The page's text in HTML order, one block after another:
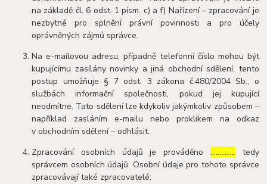
na základě čl. 6 odst. 1 písm. c) a f) Nařízení – zpracování je
nezbytné pro splnění právní povinnosti a pro účely
oprávněných zájmů správce.
Na e-mailovou adresu, případně telefonní číslo mohou být
kupujícímu zasílány novinky a jiná obchodní sdělení, tento
postup umožňuje § 7 odst. 3 zákona č.480/2004 Sb., o
službách informační společnosti, pokud jej kupující
neodmítne. Tato sdělení lze kdykoliv jakýmkoliv způsobem –
například zasláním e-mailu nebo proklikem na odkaz
v obchodním sdělení – odhlásit.
Zpracování osobních údajů je prováděno………….. tedy
správcem osobních údajů. Osobní údaje pro tohoto správce
zpracovávají také zpracovatelé: